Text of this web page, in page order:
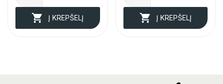
 Į KREPŠELĮ  Į KREPŠELĮ